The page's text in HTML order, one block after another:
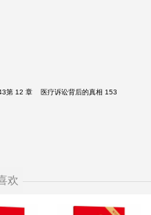
第 12 章 医疗诉讼背后的真相 153
欢